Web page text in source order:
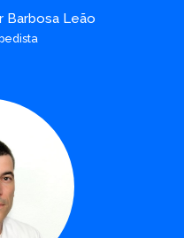
Barbosa Leão